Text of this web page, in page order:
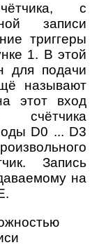
с
записи
триггеры
1. В этой
для подачи
называют
этот вход
счётчика
D0 ... D3
Запись
на